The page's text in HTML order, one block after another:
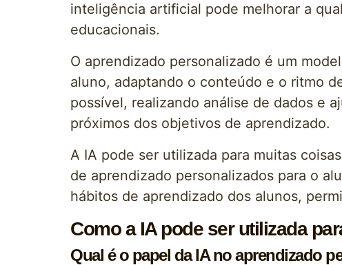
inteligência artificial pode melhorar a
educacionais.
O aprendizado personalizado é um
aluno, adaptando o conteúdo e o ritmo
possível, realizando análise de dados e
próximos dos objetivos de aprendizado.
A IA pode ser utilizada para muitas
de aprendizado personalizados para o
hábitos de aprendizado dos alunos,
Como a IA pode ser utilizada
Qual é o papel da IA no aprendizado